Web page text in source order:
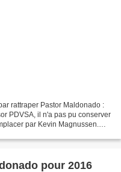
rattraper Pastor Maldonado :
PDVSA, il n'a pas pu conserver
par Kevin Magnussen.
pour 2016